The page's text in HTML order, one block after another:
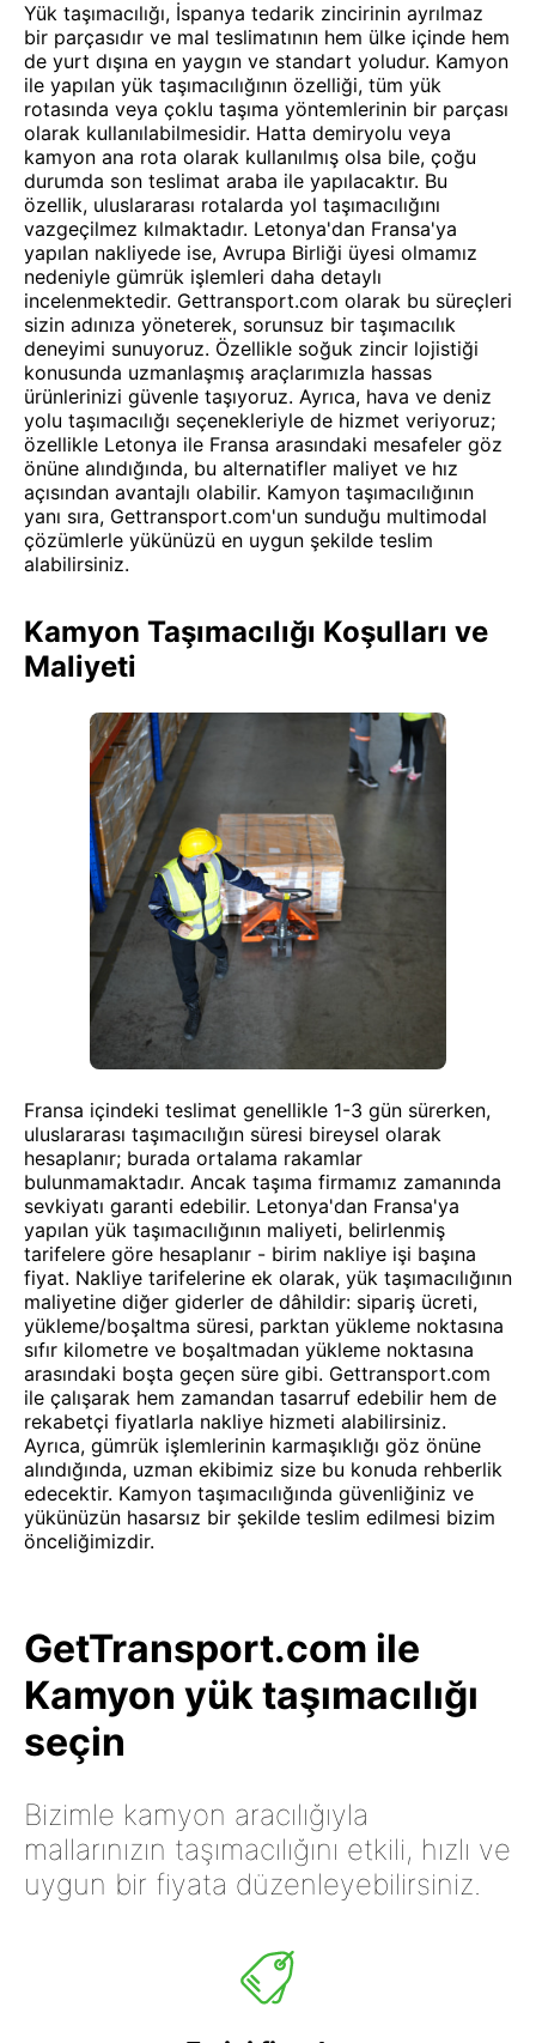
Yük taşımacılığı, İspanya tedarik zincirinin ayrılmaz
bir parçasıdır ve mal teslimatının hem ülke içinde hem
de yurt dışına en yaygın ve standart yoludur. Kamyon
ile yapılan yük taşımacılığının özelliği, tüm yük
rotasında veya çoklu taşıma yöntemlerinin bir parçası
olarak kullanılabilmesidir. Hatta demiryolu veya
kamyon ana rota olarak kullanılmış olsa bile, çoğu
durumda son teslimat araba ile yapılacaktır. Bu
özellik, uluslararası rotalarda yol taşımacılığını
vazgeçilmez kılmaktadır. Letonya'dan Fransa'ya
yapılan nakliyede ise, Avrupa Birliği üyesi olmamız
nedeniyle gümrük işlemleri daha detaylı
incelenmektedir. Gettransport.com olarak bu süreçleri
sizin adınıza yöneterek, sorunsuz bir taşımacılık
deneyimi sunuyoruz. Özellikle soğuk zincir lojistiği
konusunda uzmanlaşmış araçlarımızla hassas
ürünlerinizi güvenle taşıyoruz. Ayrıca, hava ve deniz
yolu taşımacılığı seçenekleriyle de hizmet veriyoruz;
özellikle Letonya ile Fransa arasındaki mesafeler göz
önüne alındığında, bu alternatifler maliyet ve hız
açısından avantajlı olabilir. Kamyon taşımacılığının
yanı sıra, Gettransport.com'un sunduğu multimodal
çözümlerle yükünüzü en uygun şekilde teslim
alabilirsiniz.
Kamyon Taşımacılığı Koşulları ve
Maliyeti
Fransa içindeki teslimat genellikle 1-3 gün sürerken,
uluslararası taşımacılığın süresi bireysel olarak
hesaplanır; burada ortalama rakamlar
bulunmamaktadır. Ancak taşıma firmamız zamanında
sevkiyatı garanti edebilir. Letonya'dan Fransa'ya
yapılan yük taşımacılığının maliyeti, belirlenmiş
tarifelere göre hesaplanır - birim nakliye işi başına
fiyat. Nakliye tarifelerine ek olarak, yük taşımacılığının
maliyetine diğer giderler de dâhildir: sipariş ücreti,
yükleme/boşaltma süresi, parktan yükleme noktasına
sıfır kilometre ve boşaltmadan yükleme noktasına
arasındaki boşta geçen süre gibi. Gettransport.com
ile çalışarak hem zamandan tasarruf edebilir hem de
rekabetçi fiyatlarla nakliye hizmeti alabilirsiniz.
Ayrıca, gümrük işlemlerinin karmaşıklığı göz önüne
alındığında, uzman ekibimiz size bu konuda rehberlik
edecektir. Kamyon taşımacılığında güvenliğiniz ve
yükünüzün hasarsız bir şekilde teslim edilmesi bizim
önceliğimizdir.
GetTransport.com ile
Kamyon yük taşımacılığı
seçin
Bizimle kamyon aracılığıyla
mallarınızın taşımacılığını etkili, hızlı ve
uygun bir fiyata düzenleyebilirsiniz.